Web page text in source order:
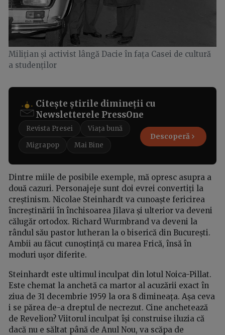
Milițian și activist lângă Dacie în fața Casei de cultură
a studenților
Citește știrile dimineții cu
Newsletterele PressOne
Revista Presei
Viața bună
Migrapop
Mai Bine
Descoperă
Dintre miile de posibile exemple, mă opresc asupra a
două cazuri. Personajeje sunt doi evrei convertiți la
creștinism. Nicolae Steinhardt va cunoaște fericirea
încreștinării în închisoarea Jilava și ulterior va deveni
călugăr ortodox. Richard Wurmbrand va deveni la
rândul său pastor lutheran la o biserică din București.
Ambii au făcut cunoștință cu marea Frică, însă în
moduri ușor diferite.
Steinhardt este ultimul inculpat din lotul Noica-Pillat.
Este chemat la anchetă ca martor al acuzării exact în
ziua de 31 decembrie 1959 la ora 8 dimineața. Așa ceva
i se părea de-a dreptul de necrezut. Cine anchetează
de Revelion? Viitorul inculpat își construise iluzia că
dacă nu e săltat până de Anul Nou, va scăpa de